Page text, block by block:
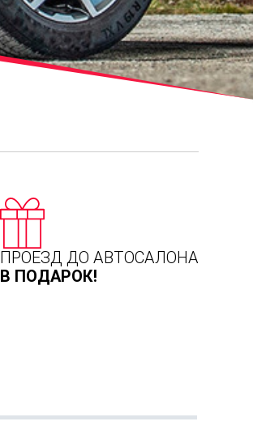
ПРОЕЗД ДО АВТОСАЛОНА
В ПОДАРОК!